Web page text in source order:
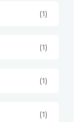
(1)
(1)
(1)
(1)